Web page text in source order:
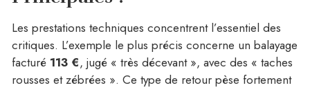
Les prestations techniques concentrent l’essentiel des
critiques. L’exemple le plus précis concerne un balayage
facturé 113 €, jugé « très décevant », avec des « taches
rousses et zébrées ». Ce type de retour pèse fortement